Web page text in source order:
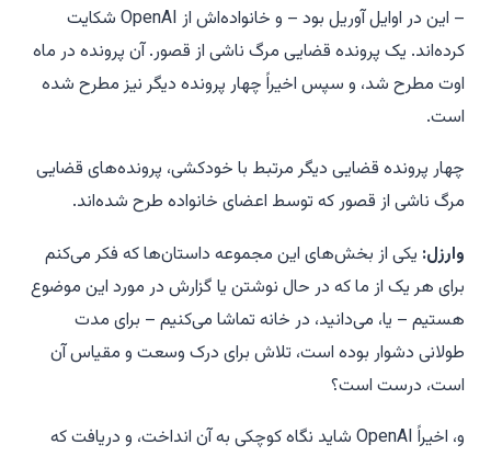
– این در اوایل آوریل بود – و خانواده‌اش از OpenAI شکایت
کرده‌اند. یک پرونده قضایی مرگ ناشی از قصور. آن پرونده در ماه
اوت مطرح شد، و سپس اخیراً چهار پرونده دیگر نیز مطرح شده
است.
چهار پرونده قضایی دیگر مرتبط با خودکشی، پرونده‌های قضایی
مرگ ناشی از قصور که توسط اعضای خانواده طرح شده‌اند.
وارزل: یکی از بخش‌های این مجموعه داستان‌ها که فکر می‌کنم
برای هر یک از ما که در حال نوشتن یا گزارش در مورد این موضوع
هستیم – یا، می‌دانید، در خانه تماشا می‌کنیم – برای مدت
طولانی دشوار بوده است، تلاش برای درک وسعت و مقیاس آن
است، درست است؟
و، اخیراً OpenAI شاید نگاه کوچکی به آن انداخت، و دریافت که